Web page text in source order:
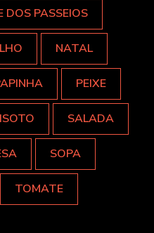
DOS PASSEIOS
NATAL
PEIXE
SALADA
SOPA
TOMATE